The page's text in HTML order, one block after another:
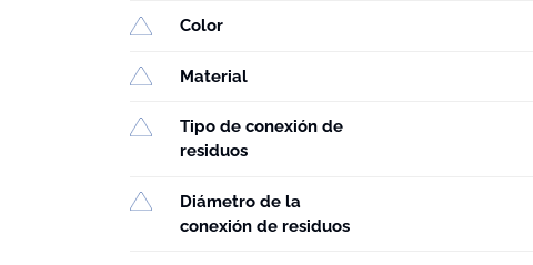
Color
Material
Tipo de conexión de
residuos
Diámetro de la
conexión de residuos